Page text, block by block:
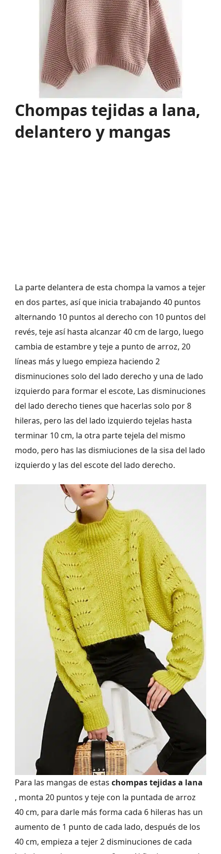
Chompas tejidas a lana,
delantero y mangas
La parte delantera de esta chompa la vamos a tejer
en dos partes, así que inicia trabajando 40 puntos
alternando 10 puntos al derecho con 10 puntos del
revés, teje así hasta alcanzar 40 cm de largo, luego
cambia de estambre y teje a punto de arroz, 20
líneas más y luego empieza haciendo 2
disminuciones solo del lado derecho y una de lado
izquierdo para formar el escote, Las disminuciones
del lado derecho tienes que hacerlas solo por 8
hileras, pero las del lado izquierdo tejelas hasta
terminar 10 cm, la otra parte tejela del mismo
modo, pero has las dismiuciones de la sisa del lado
izquierdo y las del escote del lado derecho.
Para las mangas de estas chompas tejidas a lana
, monta 20 puntos y teje con la puntada de arroz
40 cm, para darle más forma cada 6 hileras has un
aumento de 1 punto de cada lado, después de los
40 cm, empieza a tejer 2 disminuciones de cada